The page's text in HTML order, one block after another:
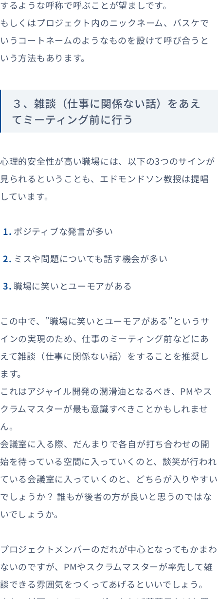
するような呼称で呼ぶことが望ましです。
もしくはプロジェクト内のニックネーム、バスケで
いうコートネームのようなものを設けて呼び合うと
いう方法もあります。
３、雑談（仕事に関係ない話）をあえ
てミーティング前に行う
心理的安全性が高い職場には、以下の3つのサインが
見られるということも、エドモンドソン教授は提唱
しています。
ポジティブな発言が多い
ミスや問題についても話す機会が多い
職場に笑いとユーモアがある
この中で、”職場に笑いとユーモアがある”というサ
インの実現のため、仕事のミーティング前などにあ
えて雑談（仕事に関係ない話）をすることを推奨し
ます。
これはアジャイル開発の潤滑油となるべき、PMやス
クラムマスターが最も意識すべきことかもしれませ
ん。
会議室に入る際、だんまりで各自が打ち合わせの開
始を待っている空間に入っていくのと、談笑が行われ
ている会議室に入っていくのと、どちらが入りやすい
でしょうか？ 誰もが後者の方が良いと思うのではな
いでしょうか。
プロジェクトメンバーのだれが中心となってもかまわ
ないのですが、PMやスクラムマスターが率先して雑
談できる雰囲気をつくってあげるといいでしょう。